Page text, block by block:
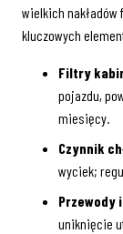
wielkich
kluczowych
Filtry
pojazdu,
miesięcy.
Czynnik
wyciek;
Przewody
uniknięcie